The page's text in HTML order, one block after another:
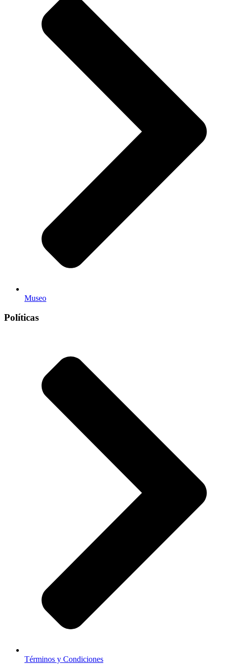
Museo
Políticas
Términos y Condiciones